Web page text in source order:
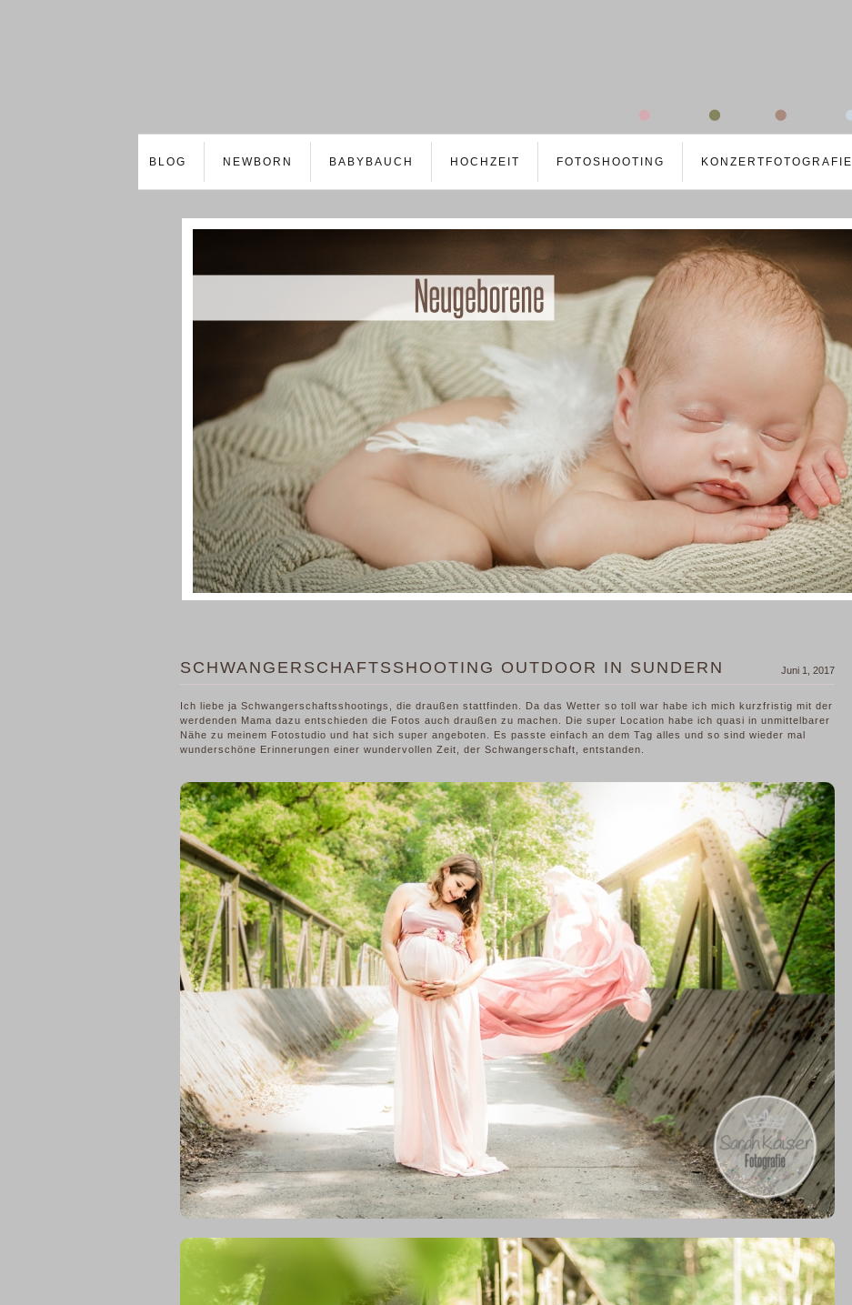
BLOG NEWBORN BABYBAUCH HOCHZEIT FOTOSHOOTING KONZERTFOTOGRAFIE
Juni 1, 2017
SCHWANGERSCHAFTSSHOOTING OUTDOOR IN SUNDERN
Ich liebe ja Schwangerschaftsshootings, die draußen stattfinden. Da das Wetter so toll war habe ich mich kurzfristig mit der
werdenden Mama dazu entschieden die Fotos auch draußen zu machen. Die super Location habe ich quasi in unmittelbarer
Nähe zu meinem Fotostudio und hat sich super angeboten. Es passte einfach an dem Tag alles und so sind wieder mal
wunderschöne Erinnerungen einer wundervollen Zeit, der Schwangerschaft, entstanden.